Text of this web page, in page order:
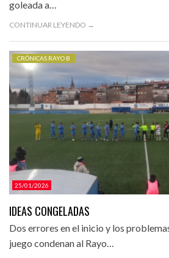
goleada a…
CONTINUAR LEYENDO →
25/01/2026
CRÓNICAS RAYO B
IDEAS CONGELADAS
Dos errores en el inicio y los
juego condenan al Rayo…